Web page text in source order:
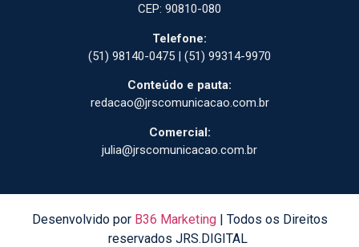
CEP: 90810-080
Telefone:
(51) 98140-0475 | (51) 99314-9970
Conteúdo e pauta:
redacao@jrscomunicacao.com.br
Comercial:
julia@jrscomunicacao.com.br
Desenvolvido por B36 Marketing| Todos os Direitos
reservados JRS.DIGITAL